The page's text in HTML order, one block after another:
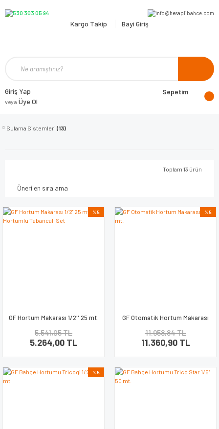
Kargo Takip Bayi Giriş
Giriş Yap
veya Üye Ol
Sepetim
Sulama Sistemleri (13)
Toplam 13 ürün
%5
GF Hortum Makarası 1/2'' 25 mt.
5.541,05 TL
5.264,00 TL
%5
GF Otomatik Hortum Makarası
11.958,84 TL
11.360,90 TL
%5